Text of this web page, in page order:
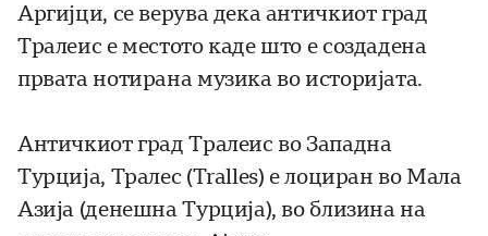
Аргијци, се верува дека античкиот град
Тралеис е местото каде што е создадена
првата нотирана музика во историјата.
Античкиот град Тралеис во Западна
Турција, Тралес (Tralles) е лоциран во Мала
Азија (денешна Турција), во близина на